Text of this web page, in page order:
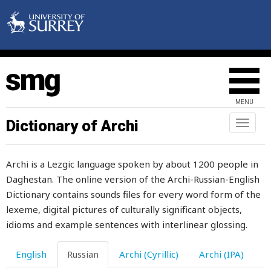
MENU
Toggle
Dictionary of Archi
Archi is a Lezgic language spoken by about 1200 people in
Daghestan. The online version of the Archi-Russian-English
Dictionary contains sounds files for every word form of the
lexeme, digital pictures of culturally significant objects,
idioms and example sentences with interlinear glossing.
English Russian Archi (Cyrillic) Archi (IPA)
гневаться
гнида
гнилой
гнить
гной
говор
говорить